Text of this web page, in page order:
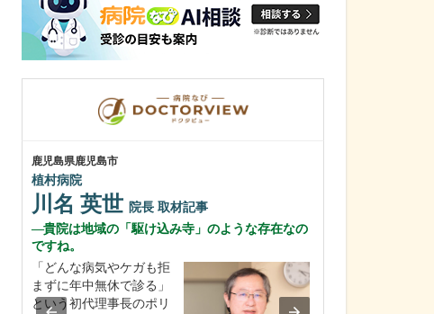
鹿児島県鹿児島市
植村病院
川名 英世 院長 取材記事
貴院は地域の「駆け込み寺」のような存在なの
ですね。
「どんな病気やケガも拒
まずに年中無休で診る」
という初代理事長のポリ